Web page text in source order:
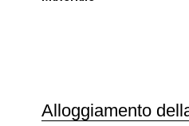
Alloggiamento